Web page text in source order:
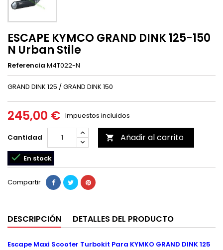
ESCAPE KYMCO GRAND DINK 125-150
N Urban Stile
Referencia M4T022-N
GRAND DINK 125 / GRAND DINK 150
245,00 € Impuestos incluidos
Cantidad  Añadir al carrito
 En stock
Compartir
DESCRIPCIÓN DETALLES DEL PRODUCTO
Escape Maxi Scooter Turbokit Para KYMKO GRAND DINK 125